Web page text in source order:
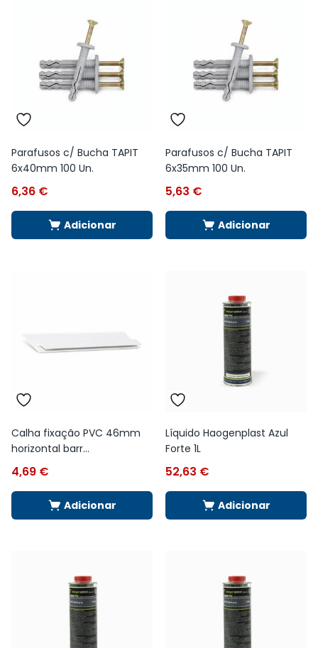
Parafusos c/ Bucha TAPIT
6x40mm 100 Un.
6,36 €
Adicionar
Parafusos c/ Bucha TAPIT
6x35mm 100 Un.
5,63 €
Adicionar
Calha fixação PVC 46mm
horizontal barr...
4,69 €
Adicionar
Líquido Haogenplast Azul
Forte 1L
52,63 €
Adicionar